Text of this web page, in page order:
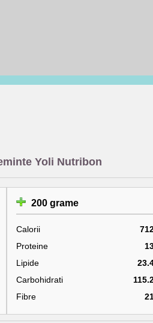
Yoli Nutribon
200 grame
Calorii
Proteine
Lipide
Carbohidrati
Fibre